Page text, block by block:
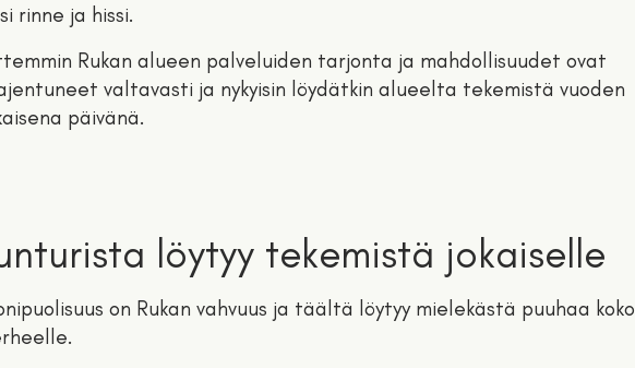
rinne ja hissi.
Rukan alueen palveluiden tarjonta ja mahdollisuudet ovat
valtavasti ja nykyisin löydätkin alueelta tekemistä vuoden
päivänä.
löytyy tekemistä jokaiselle
on Rukan vahvuus ja täältä löytyy mielekästä puuhaa koko